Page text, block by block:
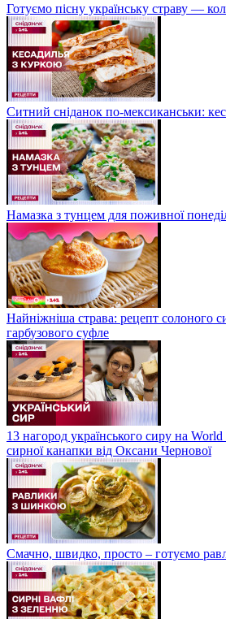
Готуємо пісну українську страву —
Ситний сніданок по-мексиканськи:
Намазка з тунцем для поживної
Найніжніша страва: рецепт солоного
гарбузового суфле
13 нагород українського сиру на
сирної канапки від Оксани Чернової
Смачно, швидко, просто – готуємо